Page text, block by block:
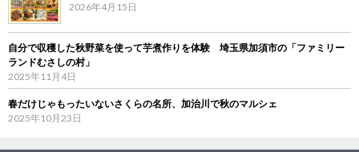
2026年4月15日
自分で収穫した秋野菜を使って芋煮作りを体験 埼玉県加須市の「ファミリー
ランドむさしの村」
2025年11月4日
春だけじゃもったいないさくらの名所、加治川で秋のマルシェ
2025年10月23日